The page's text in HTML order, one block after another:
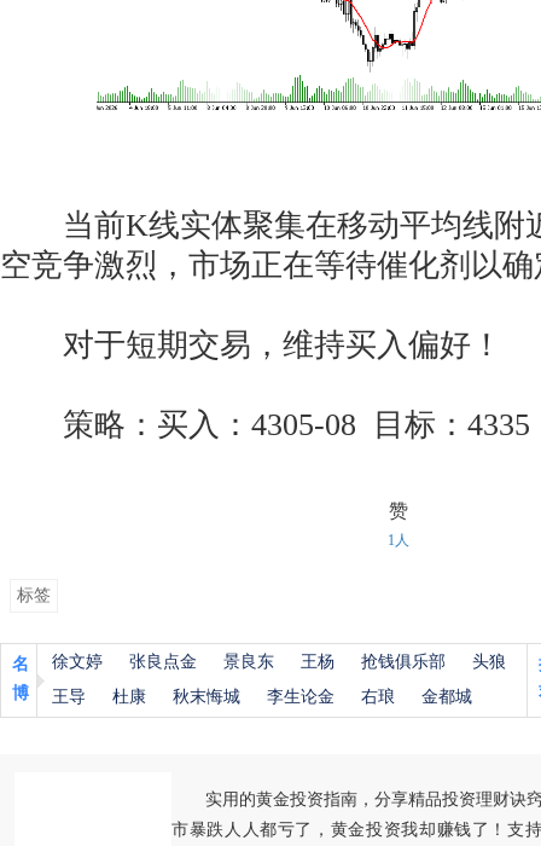
当前K线实体聚集在移动平均线附
空竞争激烈，市场正在等待催化剂以
对于短期交易，维持买入偏好！
策略：买入：4305-08 目标：4335
赞
1人
标签
名
博
徐文婷 张良点金 景良东 王杨 抢钱俱乐部
头狼
王导
杜康 秋末悔城 李生论金 右琅 金都城
实用的黄金投资指南，分享精品投资理财诀
市暴跌人人都亏了，黄金投资我却赚钱了！支